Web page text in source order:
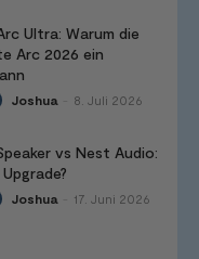
Ultra: Warum die
Arc 2026 ein
Joshua 8. Juli 2026
vs Nest Audio:
Joshua 17. Juni 2026